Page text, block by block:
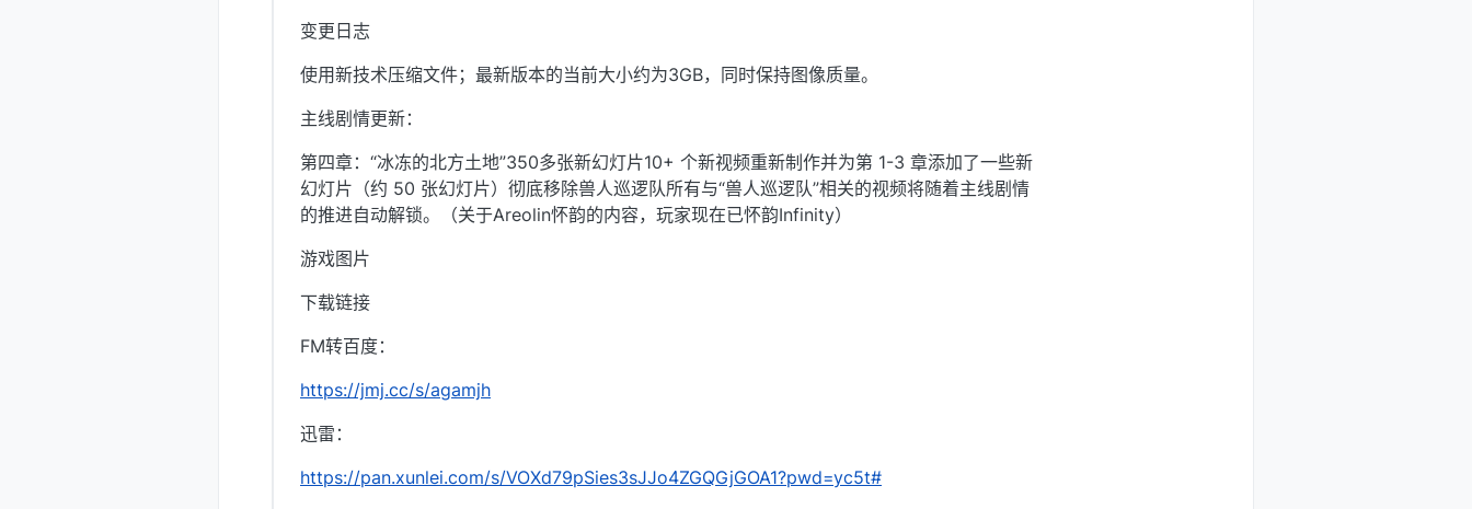
变更日志
使用新技术压缩文件；最新版本的当前大小约为3GB，同时保持图像质量。
主线剧情更新：
第四章：“冰冻的北方土地”350多张新幻灯片10+ 个新视频重新制作并为第 1-3 章添加了一些新
幻灯片（约 50 张幻灯片）彻底移除兽人巡逻队所有与“兽人巡逻队”相关的视频将随着主线剧情
的推进自动解锁。（关于Areolin怀韵的内容，玩家现在已怀韵Infinity）
游戏图片
下载链接
FM转百度：
https://jmj.cc/s/agamjh
迅雷：
https://pan.xunlei.com/s/VOXd79pSies3sJJo4ZGQGjGOA1?pwd=yc5t#